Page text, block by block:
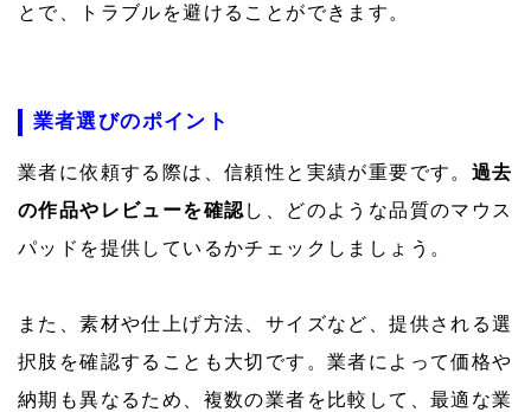
とで、トラブルを避けることができます。
業者選びのポイント
業者に依頼する際は、信頼性と実績が重要です。 過去
の作品やレビューを確認 し、どのような品質のマウス
パッドを提供しているかチェックしましょう。
また、素材や仕上げ方法、サイズなど、提供される選
択肢を確認することも大切です。業者によって価格や
納期も異なるため、複数の業者を比較して、最適な業